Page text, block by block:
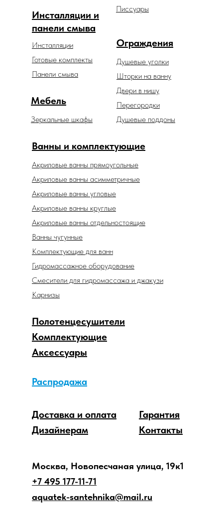
Ванны и комплектующие
Акриловые ванны прямоугольные
Зеркальные шкафы
Мебель
Ограждения
Душевые уголки
Шторки на ванну
Двери в нишу
Перегородки
Аксессуары
Распродажа
Комплектующие
Дизайнерам
Доставка и оплата
Гарантия
Контакты
Душевые поддоны
Акриловые ванны отдельностоящие
Акриловые ванны асимметричные
Акриловые ванны угловые
Акриловые ванны круглые
Ванны чугунные
Комплектующие для ванн
Гидромассажное оборудование
Смесители для гидромассажа и джакузи
Карнизы
Полотенцесушители
Инсталляции и
панели смыва
Инсталляции
Готовые комплекты
Панели смыва
Писсуары
Москва, Новопесчаная улица, 19к1
+7 495 177-11-71
aquatek-santehnika@mail.ru